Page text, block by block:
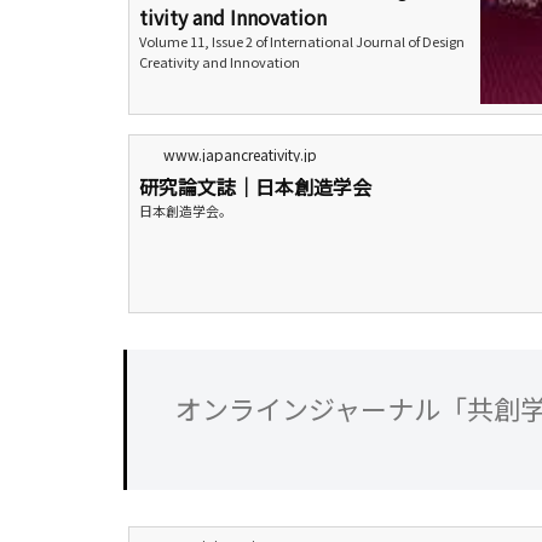
tivity and Innovation
Volume 11, Issue 2 of International Journal of Design
Creativity and Innovation
www.japancreativity.jp
研究論文誌｜日本創造学会
日本創造学会。
オンラインジャーナル「共創